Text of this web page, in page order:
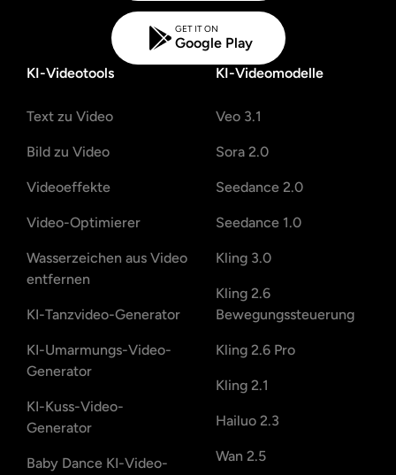
GET IT ON
Google Play
KI-Videotools
Text zu Video
Bild zu Video
Videoeffekte
Video-Optimierer
Wasserzeichen aus Video
entfernen
KI-Tanzvideo-Generator
KI-Umarmungs-Video-
Generator
KI-Kuss-Video-
Generator
Baby Dance KI-Video-
KI-Videomodelle
Veo 3.1
Sora 2.0
Seedance 2.0
Seedance 1.0
Kling 3.0
Kling 2.6
Bewegungssteuerung
Kling 2.6 Pro
Kling 2.1
Hailuo 2.3
Wan 2.5